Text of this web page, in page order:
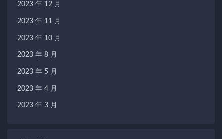
2023 年 12 月
2023 年 11 月
2023 年 10 月
2023 年 8 月
2023 年 5 月
2023 年 4 月
2023 年 3 月